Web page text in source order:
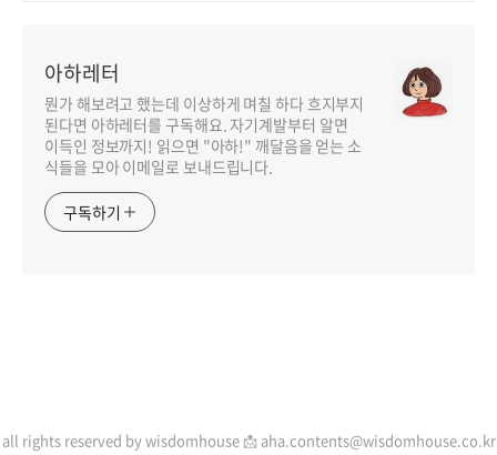
아하레터
뭔가 해보려고 했는데 이상하게 며칠 하다 흐지부지
된다면 아하레터를 구독해요. 자기계발부터 알면
이득인 정보까지! 읽으면 "아하!" 깨달음을 얻는 소
식들을 모아 이메일로 보내드립니다.
구독하기
인기포스트
all rights reserved by wisdomhouse 📩 aha.contents@wisdomhouse.co.kr